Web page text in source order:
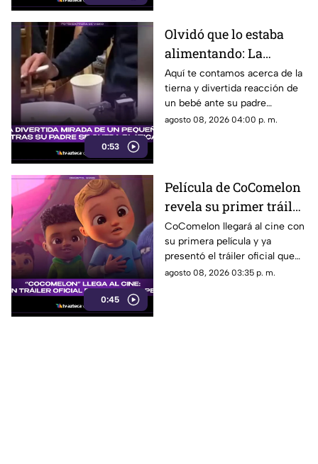
0:53
Olvidó que lo estaba
alimentando: La
divertida mirada de un
pequeño mientras su
padre se queda
platicando
Aquí te contamos acerca de la
tierna y divertida reacción de
un bebé ante su padre
distraído. Estos son todos los
agosto 08, 2026 04:00 p. m.
0:45
Película de CoComelon
revela su primer tráiler
oficial y emociona a sus
pequeños fans
CoComelon llegará al cine con
su primera película y ya
presentó el tráiler oficial que
sorprendió a sus seguidores.
agosto 08, 2026 03:35 p. m.